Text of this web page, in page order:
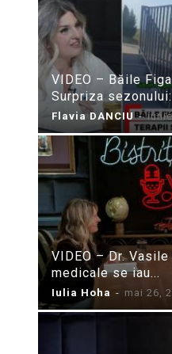
VIDEO – Băile
Surpriza
Flavia DANCIU -
VIDEO – Dr.
medicale se iau...
Iulia Hoha - mai 26,